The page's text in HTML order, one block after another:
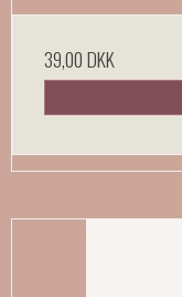
39,00 DKK